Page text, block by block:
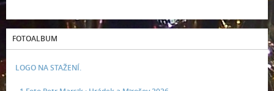
FOTOALBUM
LOGO NA STAŽENÍ.